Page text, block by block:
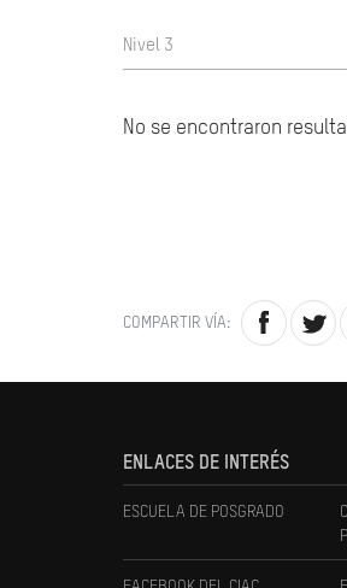
Nivel 3
No se encontraron
COMPARTIR VÍA:
ENLACES DE INTERÉS
ESCUELA DE POSGRADO